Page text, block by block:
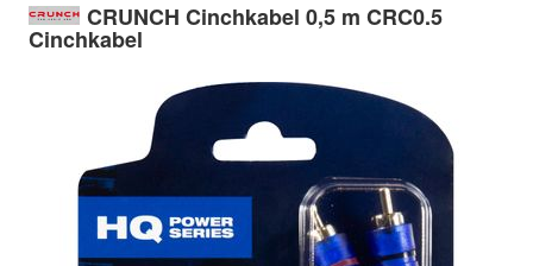
CRUNCH Cinchkabel 0,5 m CRC0.5
Cinchkabel